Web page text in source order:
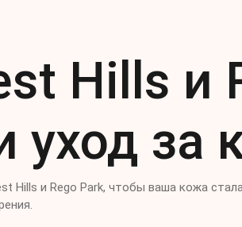
Hills и
уход за
Hills и Rego Park, чтобы ваша кожа